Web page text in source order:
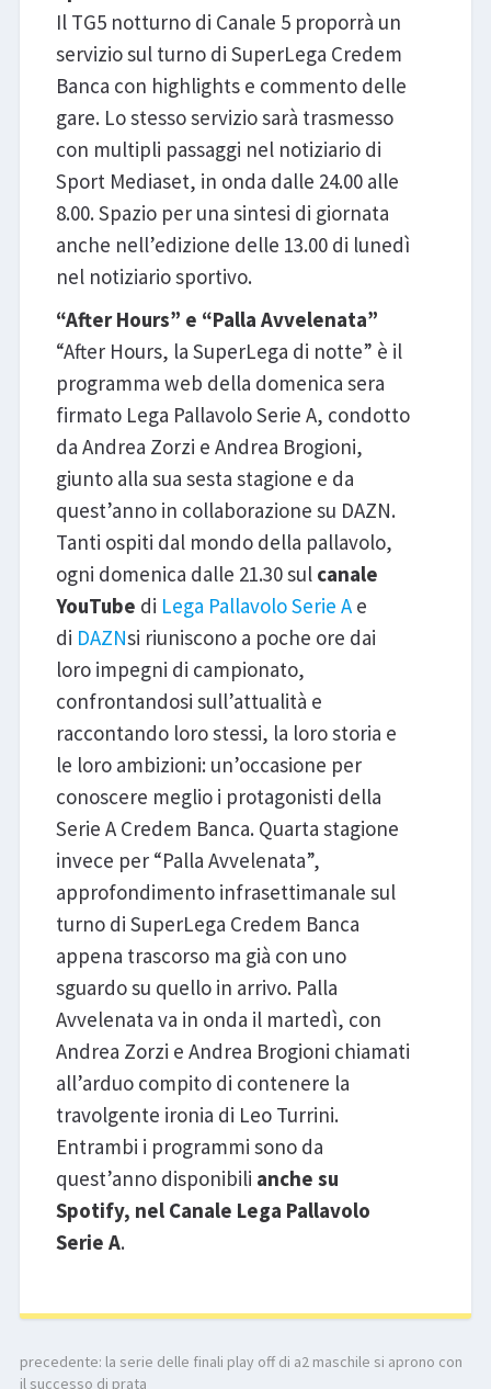
Il TG5 notturno di Canale 5 proporrà un
servizio sul turno di SuperLega Credem
Banca con highlights e commento delle
gare. Lo stesso servizio sarà trasmesso
con multipli passaggi nel notiziario di
Sport Mediaset, in onda dalle 24.00 alle
8.00. Spazio per una sintesi di giornata
anche nell’edizione delle 13.00 di lunedì
nel notiziario sportivo.
“After Hours” e “Palla Avvelenata”
“After Hours, la SuperLega di notte” è il
programma web della domenica sera
firmato Lega Pallavolo Serie A, condotto
da Andrea Zorzi e Andrea Brogioni,
giunto alla sua sesta stagione e da
quest’anno in collaborazione su DAZN.
Tanti ospiti dal mondo della pallavolo,
ogni domenica dalle 21.30 sul canale
YouTube di Lega Pallavolo Serie Ae
di DAZNsi riuniscono a poche ore dai
loro impegni di campionato,
confrontandosi sull’attualità e
raccontando loro stessi, la loro storia e
le loro ambizioni: un’occasione per
conoscere meglio i protagonisti della
Serie A Credem Banca. Quarta stagione
invece per “Palla Avvelenata”,
approfondimento infrasettimanale sul
turno di SuperLega Credem Banca
appena trascorso ma già con uno
sguardo su quello in arrivo. Palla
Avvelenata va in onda il martedì, con
Andrea Zorzi e Andrea Brogioni chiamati
all’arduo compito di contenere la
travolgente ironia di Leo Turrini.
Entrambi i programmi sono da
quest’anno disponibili anche su
Spotify, nel Canale Lega Pallavolo
Serie A.
precedente: la serie delle finali play off di a2 maschile si aprono con
il successo di prata